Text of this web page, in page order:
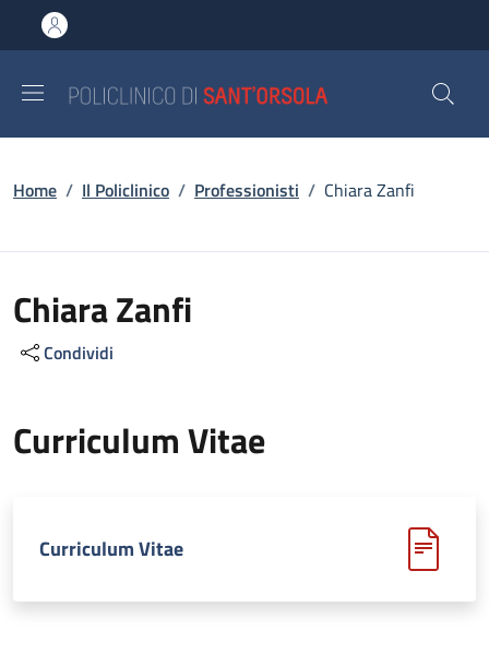
al contenuto principale
to footer content
Briciole di pane
Home / Il Policlinico / Professionisti / Chiara Zanfi
Chiara Zanfi
Condividi
Curriculum Vitae
Curriculum Vitae